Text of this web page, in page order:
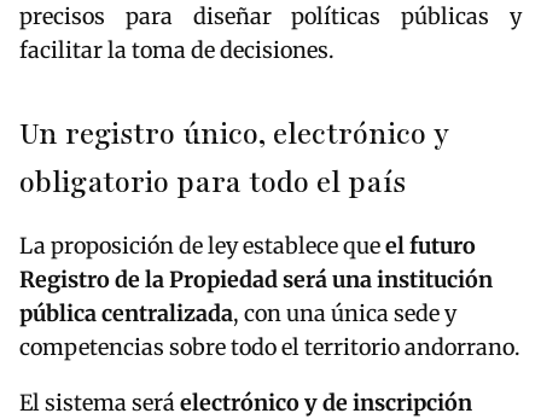
precisos para diseñar políticas públicas y
facilitar la toma de decisiones.
Un registro único, electrónico y
obligatorio para todo el país
La proposición de ley establece queel futuro
Registro de la Propiedad será una institución
pública centralizada, con una única sede y
competencias sobre todo el territorio andorrano.
El sistema seráelectrónico y de inscripción